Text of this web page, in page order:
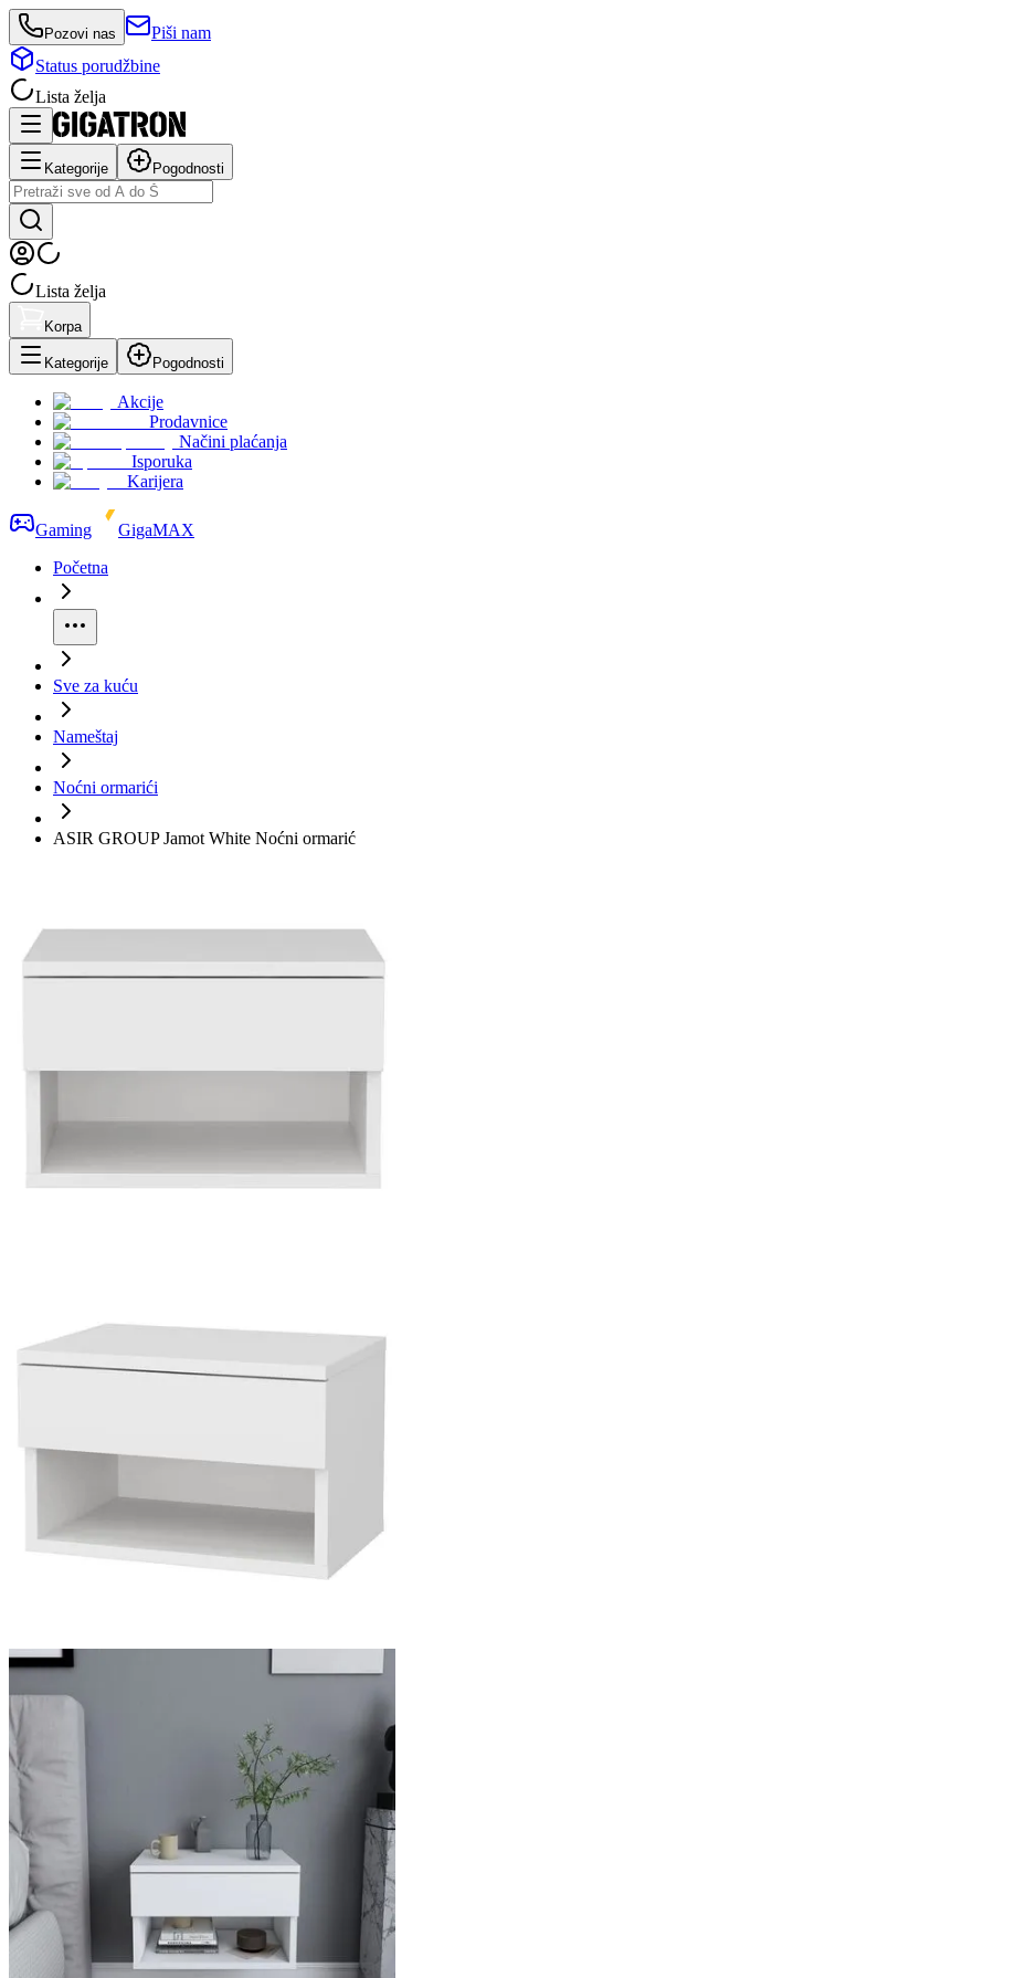
Pozovi nas
Piši nam
Status porudžbine
Lista želja
Kategorije Pogodnosti
Lista želja
Korpa
Kategorije Pogodnosti
Akcije
Prodavnice
Načini plaćanja
Isporuka
Karijera
Gaming
GigaMAX
Početna
Sve za kuću
Nameštaj
Noćni ormarići
ASIR GROUP Jamot White Noćni ormarić